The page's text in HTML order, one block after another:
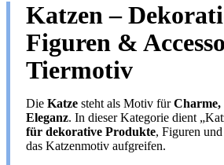
Katzen –
Figuren &
Tiermotiv
Die Katze steht als Motiv fürCharme,
Eleganz. In dieser Kategorie dient
für dekorative Produkte, Figuren
das Katzenmotiv aufgreifen.